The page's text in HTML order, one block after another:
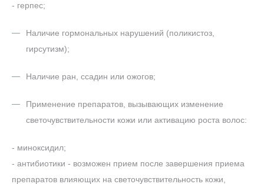
- герпес;
Наличие гормональных нарушений (поликистоз,
гирсутизм);
Наличие ран, ссадин или ожогов;
Применение препаратов, вызывающих изменение
светочувствительности кожи или активацию роста волос:
- миноксидил;
- антибиотики - возможен прием после завершения приема
препаратов влияющих на светочувствительность кожи,